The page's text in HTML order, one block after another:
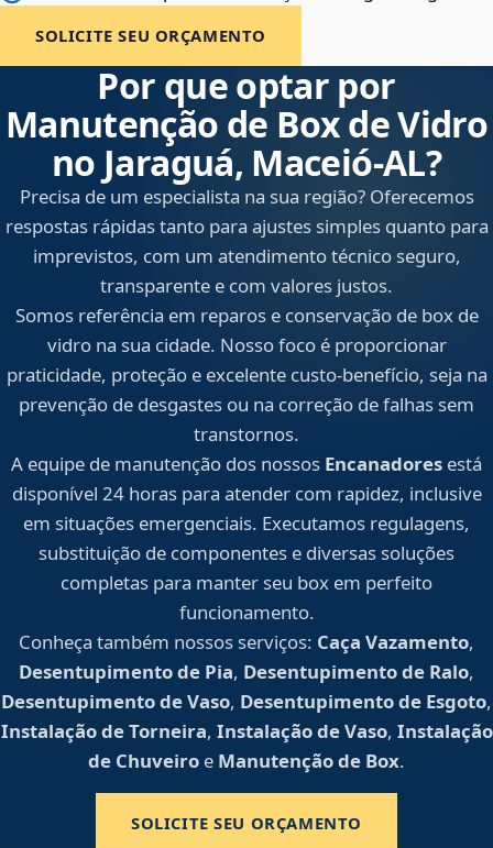
SOLICITE SEU ORÇAMENTO
Por que optar por
Manutenção de Box de Vidro
no Jaraguá, Maceió‑AL?
Precisa de um especialista na sua região? Oferecemos
respostas rápidas tanto para ajustes simples quanto para
imprevistos, com um atendimento técnico seguro,
transparente e com valores justos.
Somos referência em reparos e conservação de box de
vidro na sua cidade. Nosso foco é proporcionar
praticidade, proteção e excelente custo-benefício, seja na
prevenção de desgastes ou na correção de falhas sem
transtornos.
A equipe de manutenção dos nossos Encanadores está
disponível 24 horas para atender com rapidez, inclusive
em situações emergenciais. Executamos regulagens,
substituição de componentes e diversas soluções
completas para manter seu box em perfeito
funcionamento.
Conheça também nossos serviços: Caça Vazamento,
Desentupimento de Pia, Desentupimento de Ralo,
Desentupimento de Vaso, Desentupimento de Esgoto,
Instalação de Torneira, Instalação de Vaso, Instalação
de Chuveiro e Manutenção de Box.
SOLICITE SEU ORÇAMENTO